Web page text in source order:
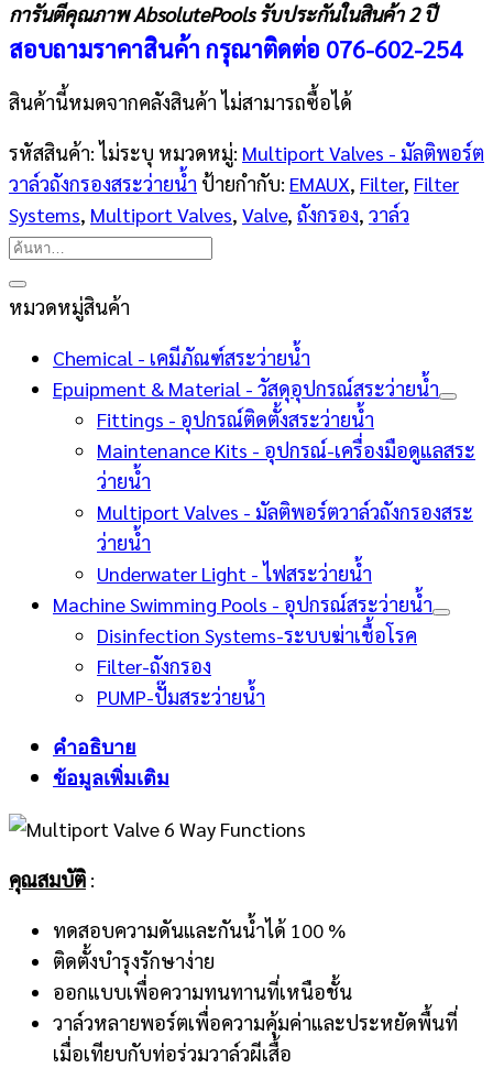
การันตีคุณภาพ AbsolutePools รับประกันในสินค้า 2 ปี
สอบถามราคาสินค้า กรุณาติดต่อ 076-602-254
สินค้านี้หมดจากคลังสินค้า ไม่สามารถซื้อได้
รหัสสินค้า: ไม่ระบุ หมวดหมู่: Multiport Valves - มัลติพอร์ต
วาล์วถังกรองสระว่ายน้ำ ป้ายกำกับ: EMAUX, Filter, Filter
Systems, Multiport Valves, Valve, ถังกรอง, วาล์ว
ค้นหา:
หมวดหมู่สินค้า
Chemical - เคมีภัณฑ์สระว่ายน้ำ
Epuipment & Material - วัสดุอุปกรณ์สระว่ายน้ำ
Fittings - อุปกรณ์ติดตั้งสระว่ายน้ำ
Maintenance Kits - อุปกรณ์-เครื่องมือดูแลสระ
ว่ายน้ำ
Multiport Valves - มัลติพอร์ตวาล์วถังกรองสระ
ว่ายน้ำ
Underwater Light - ไฟสระว่ายน้ำ
Machine Swimming Pools - อุปกรณ์สระว่ายน้ำ
Disinfection Systems-ระบบฆ่าเชื้อโรค
Filter-ถังกรอง
PUMP-ปั๊มสระว่ายน้ำ
คำอธิบาย
ข้อมูลเพิ่มเติม
คุณสมบัติ :
ทดสอบความดันและกันน้ำได้ 100 %
ติดตั้งบำรุงรักษาง่าย
ออกแบบเพื่อความทนทานที่เหนือชั้น
วาล์วหลายพอร์ตเพื่อความคุ้มค่าและประหยัดพื้นที่
เมื่อเทียบกับท่อร่วมวาล์วผีเสื้อ